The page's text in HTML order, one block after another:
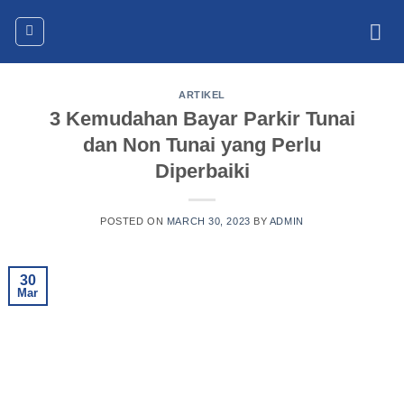
ARTIKEL
3 Kemudahan Bayar Parkir Tunai
dan Non Tunai yang Perlu
Diperbaiki
POSTED ON MARCH 30, 2023 BY ADMIN
30
Mar